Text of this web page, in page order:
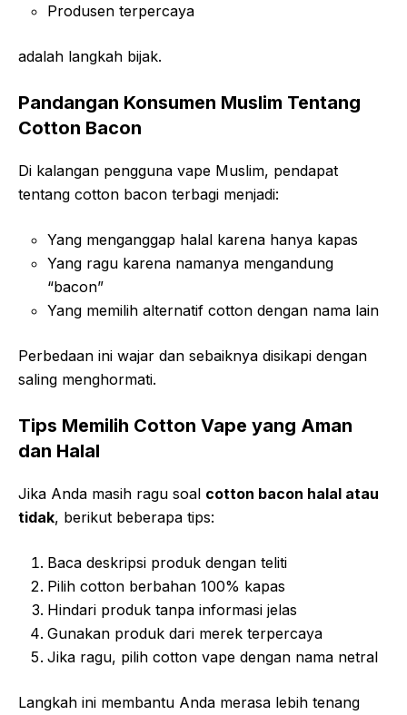
Produsen terpercaya
adalah langkah bijak.
Pandangan Konsumen Muslim Tentang
Cotton Bacon
Di kalangan pengguna vape Muslim, pendapat
tentang cotton bacon terbagi menjadi:
Yang menganggap halal karena hanya kapas
Yang ragu karena namanya mengandung
“bacon”
Yang memilih alternatif cotton dengan nama lain
Perbedaan ini wajar dan sebaiknya disikapi dengan
saling menghormati.
Tips Memilih Cotton Vape yang Aman
dan Halal
Jika Anda masih ragu soal cotton bacon halal atau
tidak, berikut beberapa tips:
Baca deskripsi produk dengan teliti
Pilih cotton berbahan 100% kapas
Hindari produk tanpa informasi jelas
Gunakan produk dari merek terpercaya
Jika ragu, pilih cotton vape dengan nama netral
Langkah ini membantu Anda merasa lebih tenang